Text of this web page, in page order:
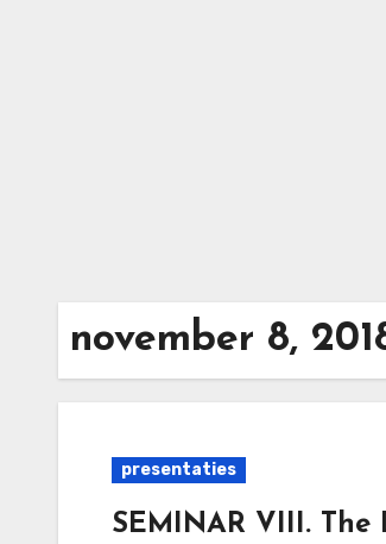
november 8,
presentaties
SEMINAR VIII.